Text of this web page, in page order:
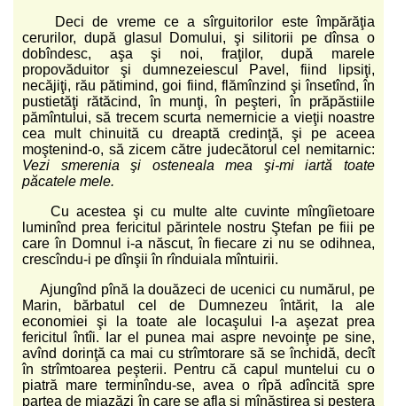
Deci de vreme ce a sîrguitorilor este împărăţia
cerurilor, după glasul Domului, şi silitorii pe dînsa o
dobîndesc, aşa şi noi, fraţilor, după marele
propovăduitor şi dumnezeiescul Pavel, fiind lipsiţi,
necăjiţi, rău pătimind, goi fiind, flămînzind şi însetînd, în
pustietăţi rătăcind, în munţi, în peşteri, în prăpăstiile
pămîntului, să trecem scurta nemernicie a vieţii noastre
cea mult chinuită cu dreaptă credinţă, şi pe aceea
moştenind-o, să zicem către judecătorul cel nemitarnic:
Vezi smerenia şi osteneala mea şi-mi iartă toate
păcatele mele.
Cu acestea şi cu multe alte cuvinte mîngîietoare
luminînd prea fericitul părintele nostru Ştefan pe fiii pe
care în Domnul i-a născut, în fiecare zi nu se odihnea,
crescîndu-i pe dînşii în rînduiala mîntuirii.
Ajungînd pînă la douăzeci de ucenici cu numărul, pe
Marin, bărbatul cel de Dumnezeu întărit, la ale
economiei şi la toate ale locaşului l-a aşezat prea
fericitul întîi. Iar el punea mai aspre nevoinţe pe sine,
avînd dorinţă ca mai cu strîmtorare să se închidă, decît
în strîmtoarea peşterii. Pentru că capul muntelui cu o
piatră mare terminîndu-se, avea o rîpă adîncită spre
partea de miazăzi în care se afla şi mînăstirea şi peştera